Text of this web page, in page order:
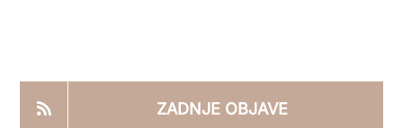
PRODAJNI IZDELKI
ZADNJE OBJAVE